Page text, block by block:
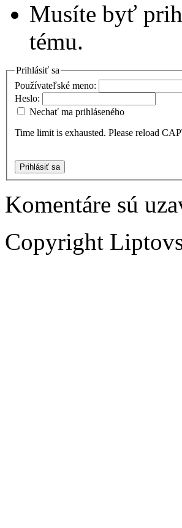
Musíte byť
tému.
Prihlásiť sa
Používateľské meno:
Heslo:
Nechať ma prihláseného
Time limit is exhausted. Please reload
Prihlásiť sa
Komentáre sú
Copyright